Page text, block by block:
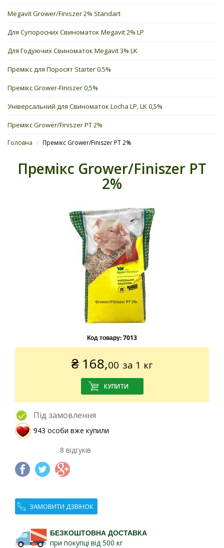
Megavit Grower/Finiszer 2% Standart
Для Супоросних Свиноматок Megavit 2% LP
Для Годуючих Свиноматок Megavit 3% LK
Премікс для Поросят Starter 0.5%
Премікс Grower-Finiszer 0,5%
Універсальний для Свиноматок Locha LP, LK 0,5%
Премікс Grower/Finiszer PT 2%
Головна / Премікс Grower/Finiszer PT 2%
Премікс Grower/Finiszer PT
2%
Код товару:7013
₴ 168,00 за 1 кг
Під замовлення
943 особи вже купили
8 відгуків
ЗАМОВИТИ ДЗВІНОК
БЕЗКОШТОВНА ДОСТАВКА
при покупці від 500 кг